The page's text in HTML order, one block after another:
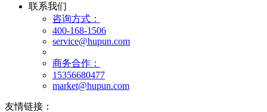
联系我们
咨询方式：
400-168-1506
service@hupun.com
商务合作：
15356680477
market@hupun.com
友情链接：